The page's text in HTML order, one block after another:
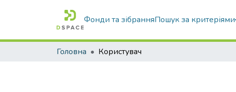
Фонди та зібранняПошук за критеріями
Головна Користувач